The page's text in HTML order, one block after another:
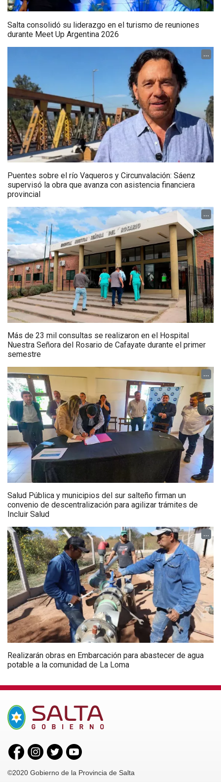
Salta consolidó su liderazgo en el turismo de reuniones
durante Meet Up Argentina 2026
...
Puentes sobre el río Vaqueros y Circunvalación: Sáenz
supervisó la obra que avanza con asistencia financiera
provincial
...
Más de 23 mil consultas se realizaron en el Hospital
Nuestra Señora del Rosario de Cafayate durante el primer
semestre
...
Salud Pública y municipios del sur salteño firman un
convenio de descentralización para agilizar trámites de
Incluir Salud
...
Realizarán obras en Embarcación para abastecer de agua
potable a la comunidad de La Loma
©2020 Gobierno de la Provincia de Salta